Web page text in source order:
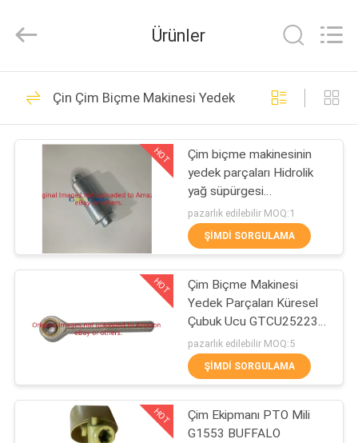
ÜRÜN:%
EXCEPTION
INVALID_FETCH
GETIP()
ERROR
FABRIKA
Long
Trading
All
Reserved.
Toro için Çim Biçme
Makinesi Parçaları
431
Deere için Çim
Biçme Makinesi
377
Ürünler
Çin Çim Biçme Makinesi Yedek Parçaları
HOT
Çim biçme makinesinin
yedek parçaları Hidrolik
yağ süpürgesi
GTCA13646 Fits Deere
Hafif Fairway biçme
makineleri
pazarlık edilebilir MOQ:1
ŞIMDI SORGULAMA
HOT
Çim Biçme Makinesi
Yedek Parçaları Küresel
Çubuk Ucu GTCU25223,
Deere Biçme Makinesine
Uyar
pazarlık edilebilir MOQ:5
ŞIMDI SORGULAMA
HOT
Çim Ekipmanı PTO Mili
G1553 BUFFALO